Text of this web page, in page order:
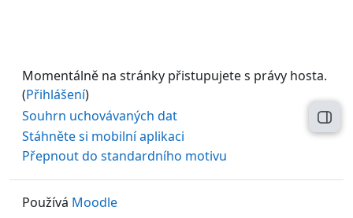
Momentálně na stránky přistupujete s právy hosta.
(Přihlášení)
Souhrn uchovávaných dat
Stáhněte si mobilní aplikaci
Přepnout do standardního motivu
Používá Moodle